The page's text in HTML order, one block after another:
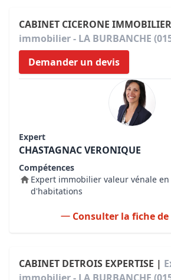
CABINET CICERONE
immobilier - LA BURBANCHE
Demander un devis
Expert
CHASTAGNAC VERONIQUE
Compétences
Expert immobilier valeur vénale
d'habitations
Consulter la fiche
CABINET DETROIS EXPERTISE |